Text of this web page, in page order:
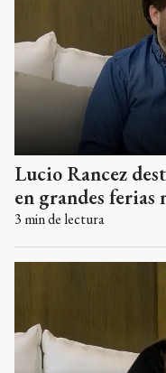
Lucio Rancez
en grandes ferias
3 min de lectura